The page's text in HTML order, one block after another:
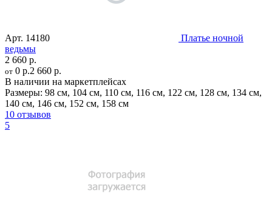
Арт. 14180
Платье ночной
ведьмы
2 660 р.
от 0 р.2 660 р.
В наличии на маркетплейсах
Размеры: 98 см, 104 см, 110 см, 116 см, 122 см, 128 см, 134 см,
140 см, 146 см, 152 см, 158 см
10 отзывов
5